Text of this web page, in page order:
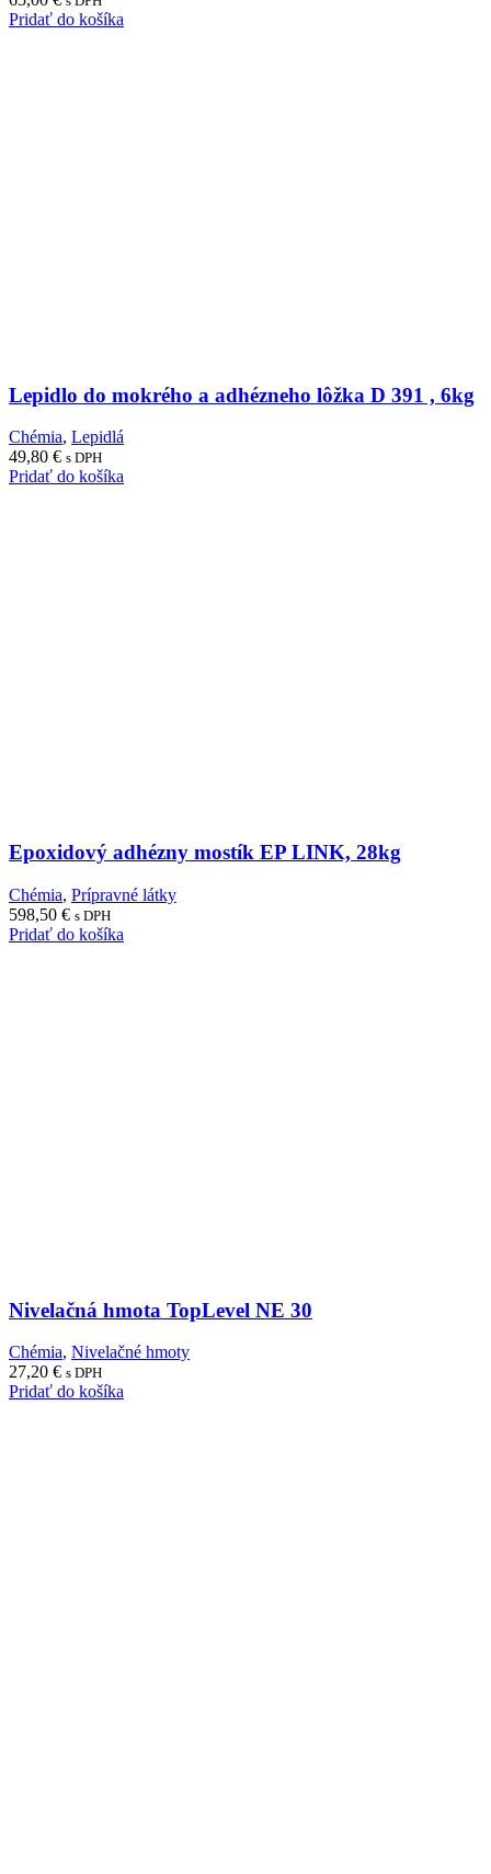
Pridať do košíka
Lepidlo do mokrého a adhézneho lôžka D 391 , 6kg
Chémia, Lepidlá
49,80 € s DPH
Pridať do košíka
Epoxidový adhézny mostík EP LINK, 28kg
Chémia, Prípravné látky
598,50 € s DPH
Pridať do košíka
Nivelačná hmota TopLevel NE 30
Chémia, Nivelačné hmoty
27,20 € s DPH
Pridať do košíka